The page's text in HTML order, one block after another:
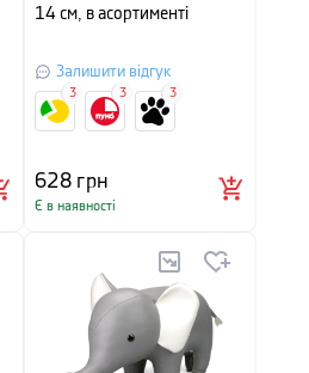
14 см, в асортименті
Залишити відгук
628грн
Є в наявності
3 3 3